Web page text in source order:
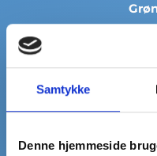
Samtykke
Denne hjemmeside
Vores
grøn el, hvilket
understøtter
energikilder. Dette